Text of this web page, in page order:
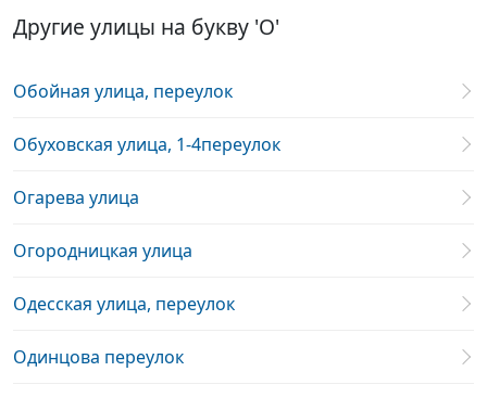
Другие улицы на букву 'О'
Обойная улица, переулок
Обуховская улица, 1-4переулок
Огарева улица
Огородницкая улица
Одесская улица, переулок
Одинцова переулок